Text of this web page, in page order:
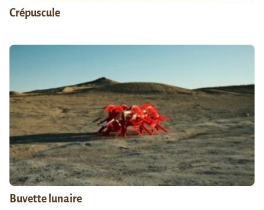
Crépuscule
Buvette lunaire